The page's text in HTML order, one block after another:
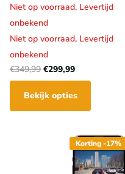
Niet op voorraad, Levertijd
onbekend
Niet op voorraad, Levertijd
onbekend
€349,99 €299,99
Bekijk opties
Korting -17%